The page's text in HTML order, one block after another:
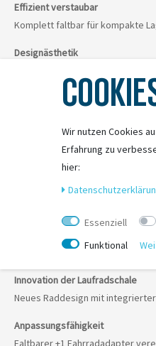
Effizient verstaubar
Komplett faltbar für kompakte
Designästhetik
Abstand der Fahrräder beim 2-3
Einfacher Zugang zum Kofferraum
Bei angebrachten Fahrrädern
Schnelle Montage
Einfache und schnelle
Ergonomischer Transport des
Innovation der Laufradschale
Neues Raddesign mit
Anpassungsfähigkeit
Faltbarer +1 Fahrradadapter
Wir nutzen Cookies
Erfahrung zu
hier:
Essenziell
Funktional